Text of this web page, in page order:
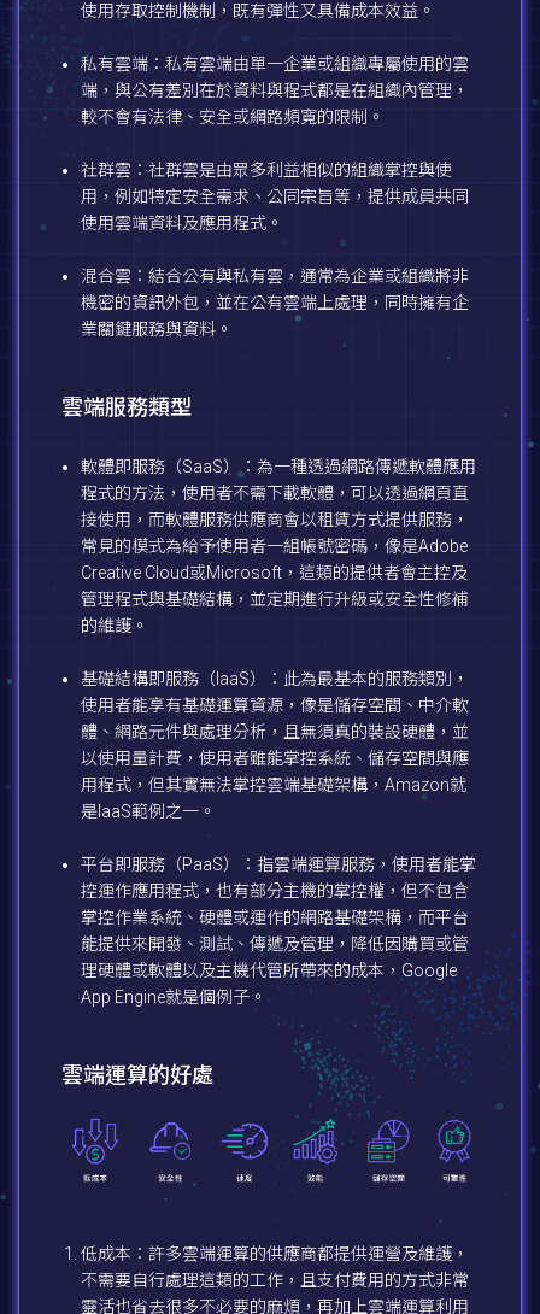
使用存取控制機制，既有彈性又具備成本效益。
私有雲端：私有雲端由單一企業或組織專屬使用的雲
端，與公有差別在於資料與程式都是在組織內管理，
較不會有法律、安全或網路頻寬的限制。
社群雲：社群雲是由眾多利益相似的組織掌控與使
用，例如特定安全需求、公同宗旨等，提供成員共同
使用雲端資料及應用程式。
混合雲：結合公有與私有雲，通常為企業或組織將非
機密的資訊外包，並在公有雲端上處理，同時擁有企
業關鍵服務與資料。
雲端服務類型
軟體即服務（SaaS）：為一種透過網路傳遞軟體應用
程式的方法，使用者不需下載軟體，可以透過網頁直
接使用，而軟體服務供應商會以租賃方式提供服務，
常見的模式為給予使用者一組帳號密碼，像是Adobe
Creative Cloud或Microsoft，這類的提供者會主控及
管理程式與基礎結構，並定期進行升級或安全性修補
的維護。
基礎結構即服務（IaaS）：此為最基本的服務類別，
使用者能享有基礎運算資源，像是儲存空間、中介軟
體、網路元件與處理分析，且無須真的裝設硬體，並
以使用量計費，使用者雖能掌控系統、儲存空間與應
用程式，但其實無法掌控雲端基礎架構，Amazon就
是IaaS範例之一。
平台即服務（PaaS）：指雲端運算服務，使用者能掌
控運作應用程式，也有部分主機的掌控權，但不包含
掌控作業系統、硬體或運作的網路基礎架構，而平台
能提供來開發、測試、傳遞及管理，降低因購買或管
理硬體或軟體以及主機代管所帶來的成本，Google
App Engine就是個例子。
雲端運算的好處
低成本：許多雲端運算的供應商都提供運營及維護，
不需要自行處理這類的工作，且支付費用的方式非常
靈活也省去很多不必要的麻煩，再加上雲端運算利用